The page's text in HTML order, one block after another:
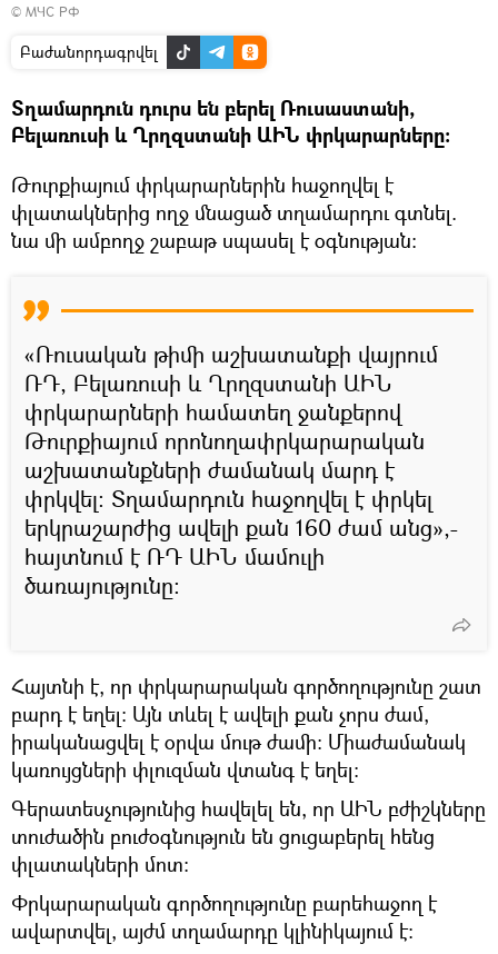
© МЧС РФ
Բաժանորդագրվել
Տղամարդուն դուրս են բերել Ռուսաստանի,
Բելառուսի և Ղրղզստանի ԱԻՆ փրկարարները։
Թուրքիայում փրկարարներին հաջողվել է
փլատակներից ողջ մնացած տղամարդու գտնել.
նա մի ամբողջ շաբաթ սպասել է օգնության։
«Ռուսական թիմի աշխատանքի վայրում
ՌԴ, Բելառուսի և Ղրղզստանի ԱԻՆ
փրկարարների համատեղ ջանքերով
Թուրքիայում որոնողափրկարարական
աշխատանքների ժամանակ մարդ է
փրկվել։ Տղամարդուն հաջողվել է փրկել
երկրաշարժից ավելի քան 160 ժամ անց»,-
հայտնում է ՌԴ ԱԻՆ մամուլի
ծառայությունը։
Հայտնի է, որ փրկարարական գործողությունը շատ
բարդ է եղել։ Այն տևել է ավելի քան չորս ժամ,
իրականացվել է օրվա մութ ժամի։ Միաժամանակ
կառույցների փլուզման վտանգ է եղել։
Գերատեսչությունից հավելել են, որ ԱԻՆ բժիշկները
տուժածին բուժօգնություն են ցուցաբերել հենց
փլատակների մոտ։
Փրկարարական գործողությունը բարեհաջող է
ավարտվել, այժմ տղամարդը կլինիկայում է։